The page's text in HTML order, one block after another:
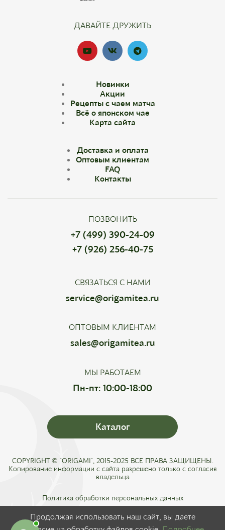
ДАВАЙТЕ ДРУЖИТЬ
Новинки
Акции
Рецепты с чаем матча
Всё о японском чае
Карта сайта
Доставка и оплата
Оптовым клиентам
FAQ
Контакты
ПОЗВОНИТЬ
+7 (499) 390-24-09
+7 (926) 256-40-75
СВЯЗАТЬСЯ С НАМИ
service@origamitea.ru
ОПТОВЫМ КЛИЕНТАМ
sales@origamitea.ru
МЫ РАБОТАЕМ
Пн-пт: 10:00-18:00
Каталог
COPYRIGHT © "ORIGAMI", 2015-2025 ВСЕ ПРАВА ЗАЩИЩЕНЫ.
Копирование информации с сайта разрешено только с согласия
владельца
Политика обработки персональных данных
Публичная оферта
Продолжая использовать наш сайт, вы даете